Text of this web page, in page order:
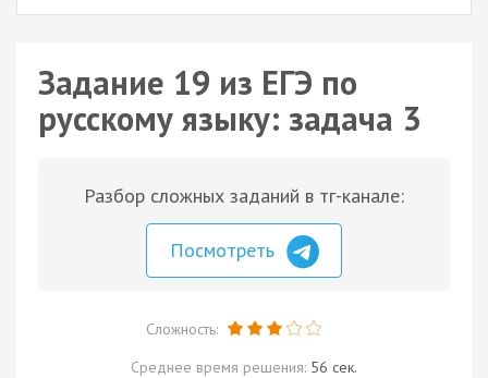
Задание 19 из ЕГЭ по
русскому языку: задача 3
Разбор сложных заданий в тг-канале:
Посмотреть
Сложность:
Среднее время решения: 56 сек.